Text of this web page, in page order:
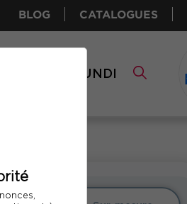
BLOG CATALOGUES
COMUNDI